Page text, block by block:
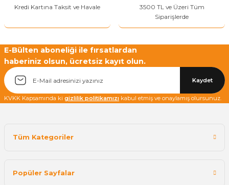
Kredi Kartına Taksit ve Havale
3500 TL ve Üzeri Tüm
Siparişlerde
E-Bülten aboneliği ile fırsatlardan
haberiniz olsun, ücretsiz kayıt olun.
Kaydet
KVKK Kapsamında ki gizlilik politikamızı kabul etmiş ve onaylamış olursunuz.
Tüm Kategoriler
Popüler Sayfalar